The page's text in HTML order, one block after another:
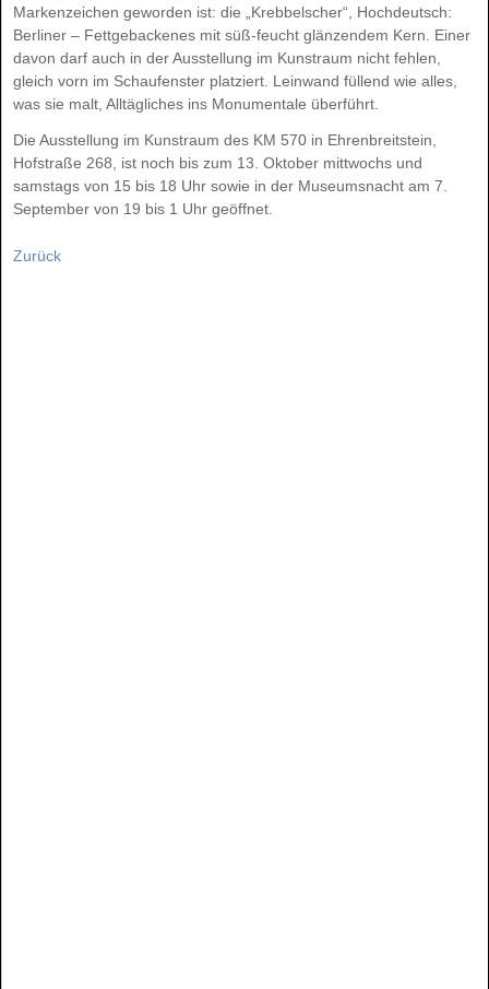
Markenzeichen geworden ist: die „Krebbelscher“, Hochdeutsch:
Berliner – Fettgebackenes mit süß-feucht glänzendem Kern. Einer
davon darf auch in der Ausstellung im Kunstraum nicht fehlen,
gleich vorn im Schaufenster platziert. Leinwand füllend wie alles,
was sie malt, Alltägliches ins Monumentale überführt.
Die Ausstellung im Kunstraum des KM 570 in Ehrenbreitstein,
Hofstraße 268, ist noch bis zum 13. Oktober mittwochs und
samstags von 15 bis 18 Uhr sowie in der Museumsnacht am 7.
September von 19 bis 1 Uhr geöffnet.
Zurück